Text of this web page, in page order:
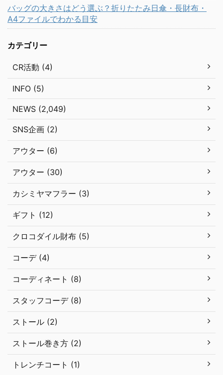
バッグの大きさはどう選ぶ？折りたたみ日傘・長財布・
A4ファイルでわかる目安
カテゴリー
CR活動 (4)
INFO (5)
NEWS (2,049)
SNS企画 (2)
アウター (6)
アウター (30)
カシミヤマフラー (3)
ギフト (12)
クロコダイル財布 (5)
コーデ (4)
コーディネート (8)
スタッフコーデ (8)
ストール (2)
ストール巻き方 (2)
トレンチコート (1)